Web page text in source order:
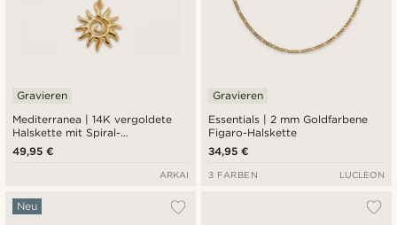
Mediterranea | 14K vergoldete
Halskette mit Spiral-
Sonnenanhänger
Gravieren
49,95 €
ARKAI
Essentials | 2 mm Goldfarbene
Figaro-Halskette
Gravieren
34,95 €
3 FARBEN LUCLEON
Neu